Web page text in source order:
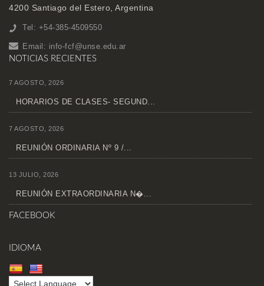
4200 Santiago del Estero, Argentina
Tel: +54-385-4509550
Email: info-fcf@unse.edu.ar
NOTICIAS RECIENTES
7 AGOSTO, 2026
HORARIOS DE CLASES- SEGUND...
7 AGOSTO, 2026
REUNIÓN ORDINARIA Nº 9 /...
13 JULIO, 2026
REUNIÓN EXTRAORDINARIA N�...
FACEBOOK
IDIOMA